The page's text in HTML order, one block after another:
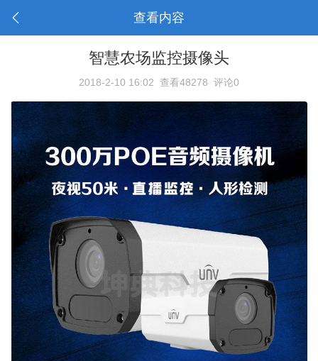
查看内容
智慧农场监控摄像头
2018-2-10 16:02 查看48278 评论0